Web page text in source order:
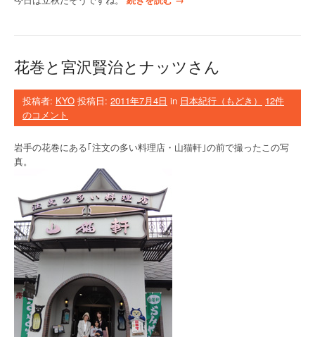
”
さ
ん
に
会
行
尊
金
堂
”
花巻と宮沢賢治とナッツさん
投稿者: KYO 投稿日: 2011年7月4日 in 日本紀行（もどき）
12件
のコメント
岩手の花巻にある｢注文の多い料理店・山猫軒｣の前で撮ったこの写
真。